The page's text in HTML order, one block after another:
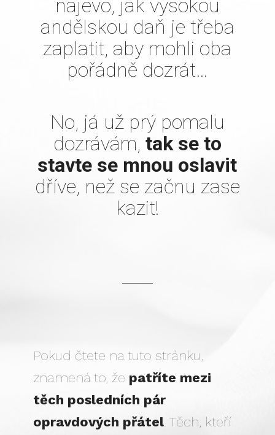
najevo, jak vysokou
andělskou daň je třeba
zaplatit, aby mohli oba
pořádně dozrát…
No, já už prý pomalu
dozrávám, tak se to
stavte se mnou oslavit
dříve, než se začnu zase
kazit!
Pokud čtete na tuto stránku,
znamená to, že patříte mezi
těch posledních pár
opravdových přátel. Těch, kteří